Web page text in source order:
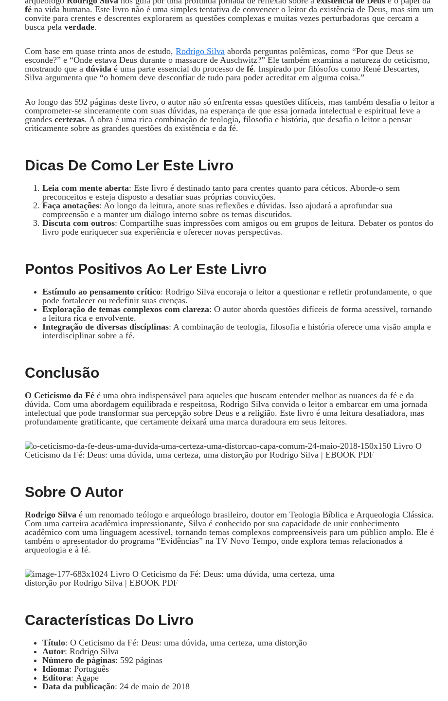
fé na vida humana. Este livro não é uma simples tentativa de convencer o leitor da existência de Deus, mas sim um
convite para crentes e descrentes explorarem as questões complexas e muitas vezes perturbadoras que cercam a
busca pela verdade.
Com base em quase trinta anos de estudo, Rodrigo Silva aborda perguntas polêmicas, como “Por que Deus se
esconde?” e “Onde estava Deus durante o massacre de Auschwitz?” Ele também examina a natureza do ceticismo,
mostrando que a dúvida é uma parte essencial do processo de fé. Inspirado por filósofos como René Descartes,
Silva argumenta que “o homem deve desconfiar de tudo para poder acreditar em alguma coisa.”
Ao longo das 592 páginas deste livro, o autor não só enfrenta essas questões difíceis, mas também desafia o leitor a
comprometer-se sinceramente com suas dúvidas, na esperança de que essa jornada intelectual e espiritual leve a
grandes certezas. A obra é uma rica combinação de teologia, filosofia e história, que desafia o leitor a pensar
criticamente sobre as grandes questões da existência e da fé.
Dicas De Como Ler Este Livro
Leia com mente aberta: Este livro é destinado tanto para crentes quanto para céticos. Aborde-o sem
preconceitos e esteja disposto a desafiar suas próprias convicções.
Faça anotações: Ao longo da leitura, anote suas reflexões e dúvidas. Isso ajudará a aprofundar sua
compreensão e a manter um diálogo interno sobre os temas discutidos.
Discuta com outros: Compartilhe suas impressões com amigos ou em grupos de leitura. Debater os pontos do
livro pode enriquecer sua experiência e oferecer novas perspectivas.
Pontos Positivos Ao Ler Este Livro
Estímulo ao pensamento crítico: Rodrigo Silva encoraja o leitor a questionar e refletir profundamente, o que
pode fortalecer ou redefinir suas crenças.
Exploração de temas complexos com clareza: O autor aborda questões difíceis de forma acessível, tornando
a leitura rica e envolvente.
Integração de diversas disciplinas: A combinação de teologia, filosofia e história oferece uma visão ampla e
interdisciplinar sobre a fé.
Conclusão
O Ceticismo da Fé é uma obra indispensável para aqueles que buscam entender melhor as nuances da fé e da
dúvida. Com uma abordagem equilibrada e respeitosa, Rodrigo Silva convida o leitor a embarcar em uma jornada
intelectual que pode transformar sua percepção sobre Deus e a religião. Este livro é uma leitura desafiadora, mas
profundamente gratificante, que certamente deixará uma marca duradoura em seus leitores.
Sobre O Autor
Rodrigo Silva é um renomado teólogo e arqueólogo brasileiro, doutor em Teologia Bíblica e Arqueologia Clássica.
Com uma carreira acadêmica impressionante, Silva é conhecido por sua capacidade de unir conhecimento
acadêmico com uma linguagem acessível, tornando temas complexos compreensíveis para um público amplo. Ele é
também o apresentador do programa “Evidências” na TV Novo Tempo, onde explora temas relacionados à
arqueologia e à fé.
Características Do Livro
Título: O Ceticismo da Fé: Deus: uma dúvida, uma certeza, uma distorção
Autor: Rodrigo Silva
Número de páginas: 592 páginas
Idioma: Português
Editora: Ágape
Data da publicação: 24 de maio de 2018